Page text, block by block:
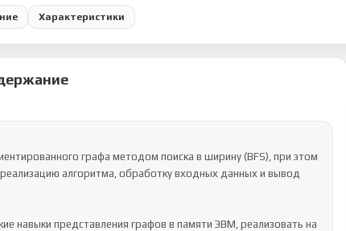
Характеристики
графа методом поиска в ширину (BFS), при этом
алгоритма, обработку входных данных и вывод
навыки представления графов в памяти ЭВМ, реализовать на